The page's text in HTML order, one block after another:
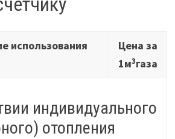
использования
Цена за
1м3газа
индивидуального
отопления